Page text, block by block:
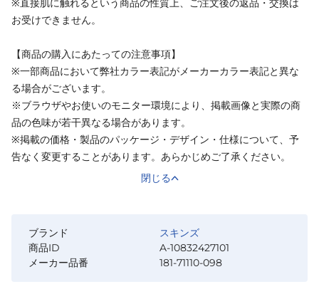
※直接肌に触れるという商品の性質上、ご注文後の返品・交換は
お受けできません。
【商品の購入にあたっての注意事項】
※一部商品において弊社カラー表記がメーカーカラー表記と異な
る場合がございます。
※ブラウザやお使いのモニター環境により、掲載画像と実際の商
品の色味が若干異なる場合があります。
※掲載の価格・製品のパッケージ・デザイン・仕様について、予
告なく変更することがあります。あらかじめご了承ください。
閉じる
ブランド
スキンズ
商品ID
A-10832427101
メーカー品番
181-71110-098